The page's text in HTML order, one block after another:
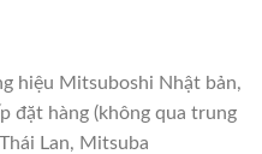
hiệu Mitsuboshi Nhật bản,
đặt hàng (không qua trung
Lan, Mitsuba